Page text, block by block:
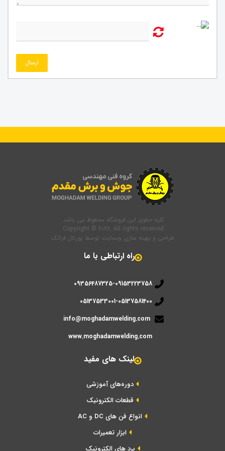
ارسال
کلیه حقوق این فروشگاه محفوظ می باشد.
Copyright © 2026, All rights reserved.
طراحی و بهینه سازی وبسایت توسط پورتال فراتک
راه ارتباطی با ما
09356487325-09153223758
05137533001-05137581400
info@moghadamwelding.com
www.moghadamwelding.com
لینک های مفید
دوره‌های آموزشی
قطعات الکترونیک
انواع فن های DC و AC
ابزار تعمیرات
برد های الکترونیک